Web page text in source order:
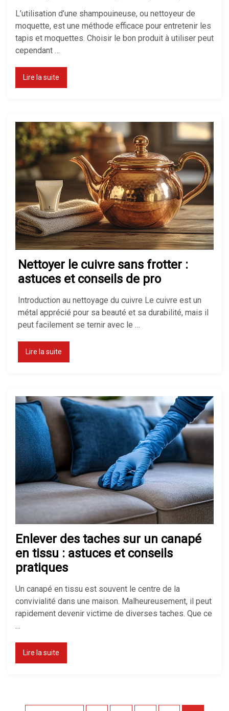
L’utilisation d’une shampouineuse, ou nettoyeur de
moquette, est une méthode efficace pour entretenir les
tapis et moquettes. Choisir le bon produit à utiliser peut
cependant …
Lire la suite
Nettoyer le cuivre sans frotter :
astuces et conseils de pro
Introduction au nettoyage du cuivre Le cuivre est un
métal apprécié pour sa beauté et sa durabilité, mais il
peut facilement se ternir avec le …
Lire la suite
Enlever des taches sur un canapé
en tissu : astuces et conseils
pratiques
Un canapé en tissu est souvent le centre de la
convivialité dans une maison. Malheureusement, il peut
rapidement devenir victime de diverses taches. Que ce
…
Lire la suite